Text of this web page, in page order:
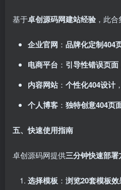
基于卓创源码网建站经验，此合
企业官网 ： 品牌化定制404
电商平台 ： 引导性错误页面
内容网站： 个性化404设计
个人博客 ： 独特创意404页
五、快速使用指南
卓创源码网提供三分钟快速部署
选择模板 ： 浏览20套模板效